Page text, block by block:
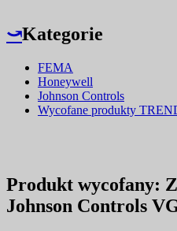
⤻Kategorie
FEMA
Honeywell
Johnson Controls
Wycofane produkty
Produkt wycofany:
Johnson Controls